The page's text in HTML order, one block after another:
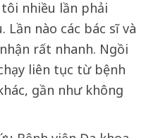
tôi nhiều lần phải
Lần nào các bác sĩ và
rất nhanh. Ngồi
liên tục từ bệnh
gần như không